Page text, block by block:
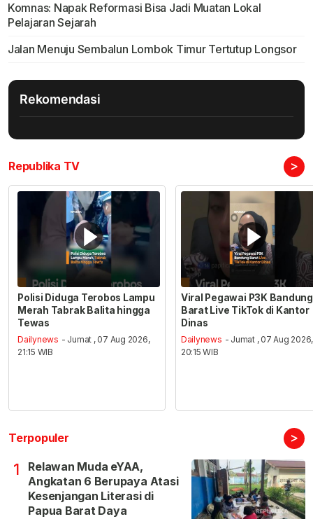
Komnas: Napak Reformasi Bisa Jadi Muatan Lokal
Pelajaran Sejarah
Jalan Menuju Sembalun Lombok Timur Tertutup Longsor
Rekomendasi
Republika TV >
Polisi Diduga Terobos Lampu
Merah Tabrak Balita hingga
Tewas
Dailynews - Jumat , 07 Aug 2026,
21:15 WIB
Viral Pegawai P3K Bandung
Barat Live TikTok di Kantor
Dinas
Dailynews - Jumat , 07 Aug 2026,
20:15 WIB
Terpopuler >
1
Relawan Muda eYAA,
Angkatan 6 Berupaya Atasi
Kesenjangan Literasi di
Papua Barat Daya